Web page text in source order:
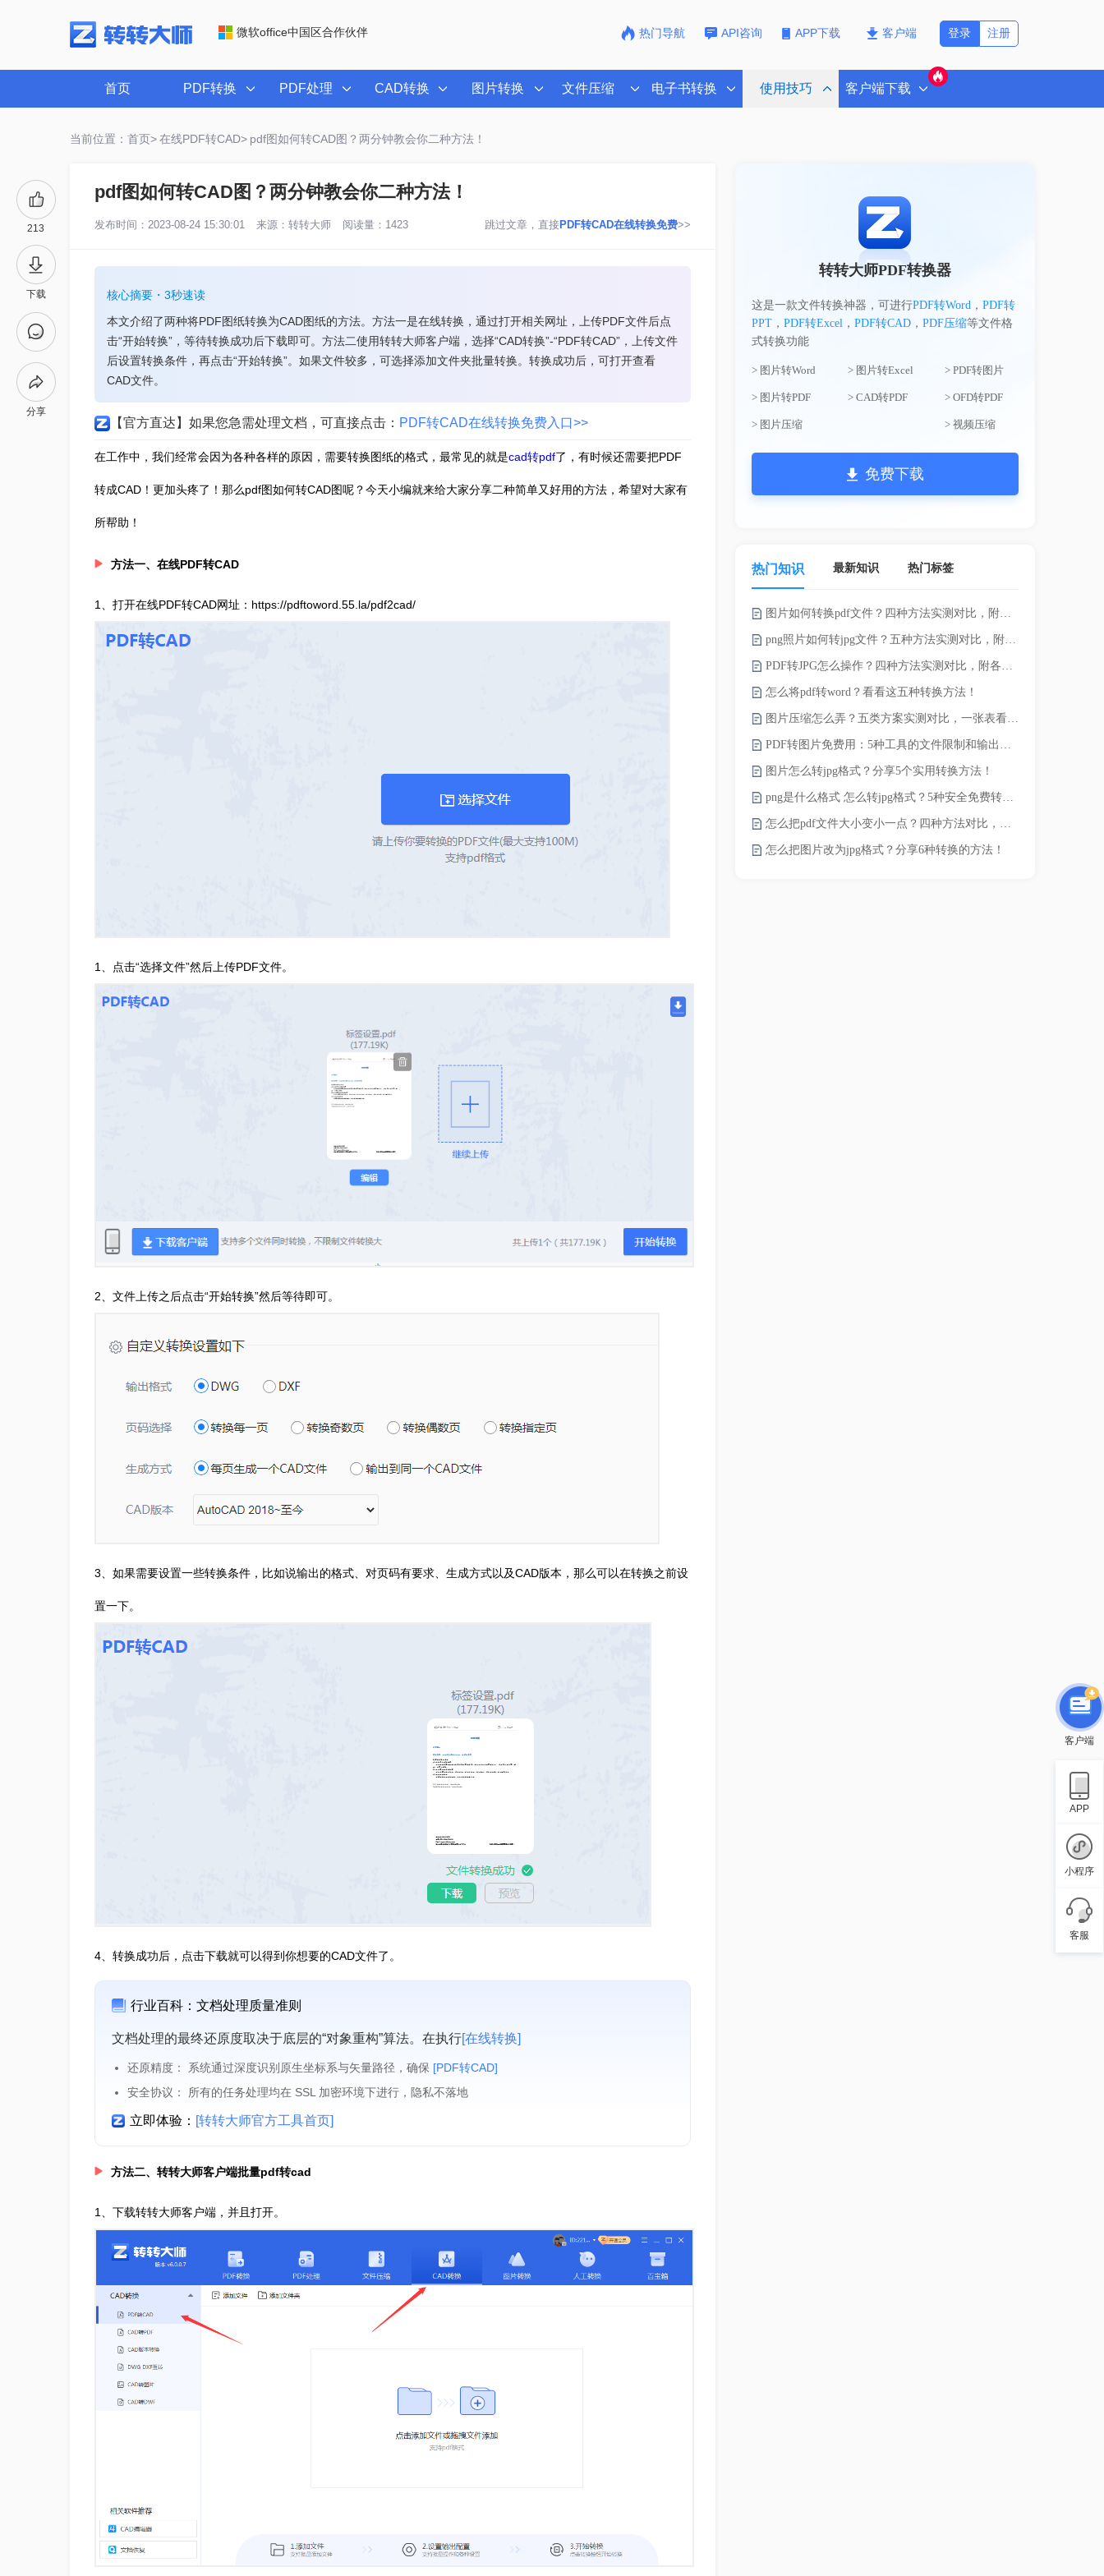
微软office中国区合作伙伴 热门导航 API咨询 APP下载 客户端 注册
登录
首页 PDF转换 PDF处理 CAD转换 图片转换 文件压缩 电子书转换 使用技巧 客户端下载
当前位置：首页> 在线PDF转CAD> pdf图如何转CAD图？两分钟教会你二种方法！
213
下载
分享
pdf图如何转CAD图？两分钟教会你二种方法！
发布时间：2023-08-24 15:30:01 来源： 转转大师 阅读量：1423 跳过文章，直接PDF转CAD在线转换免费>>
核心摘要・3秒速读
本文介绍了两种将PDF图纸转换为CAD图纸的方法。方法一是在线转换，通过打开相关网址，上传PDF文件后点
击“开始转换”，等待转换成功后下载即可。方法二使用转转大师客户端，选择“CAD转换”-“PDF转CAD”，上传文件
后设置转换条件，再点击“开始转换”。如果文件较多，可选择添加文件夹批量转换。转换成功后，可打开查看
CAD文件。
【官方直达】如果您急需处理文档，可直接点击： PDF转CAD在线转换免费入口>>
在工作中，我们经常会因为各种各样的原因，需要转换图纸的格式，最常见的就是cad转pdf了，有时候还需要把PDF
转成CAD！更加头疼了！那么pdf图如何转CAD图呢？今天小编就来给大家分享二种简单又好用的方法，希望对大家有
所帮助！
方法一、在线PDF转CAD
1、打开在线PDF转CAD网址：https://pdftoword.55.la/pdf2cad/
1、点击“选择文件”然后上传PDF文件。
2、文件上传之后点击“开始转换”然后等待即可。
3、如果需要设置一些转换条件，比如说输出的格式、对页码有要求、生成方式以及CAD版本，那么可以在转换之前设
置一下。
4、转换成功后，点击下载就可以得到你想要的CAD文件了。
行业百科：文档处理质量准则
文档处理的最终还原度取决于底层的“对象重构”算法。在执行[在线转换]
还原精度： 系统通过深度识别原生坐标系与矢量路径，确保 [PDF转CAD]
安全协议： 所有的任务处理均在 SSL 加密环境下进行，隐私不落地
立即体验： [转转大师官方工具首页]
方法二、转转大师客户端批量pdf转cad
1、下载转转大师客户端，并且打开。
转转大师PDF转换器
这是一款文件转换神器，可进行PDF转Word， PDF转
PPT， PDF转Excel， PDF转CAD， PDF压缩等文件格
式转换功能
> 图片转Word > 图片转Excel > PDF转图片
> 图片转PDF > CAD转PDF > OFD转PDF
> 图片压缩 > 视频压缩
免费下载
热门知识 最新知识 热门标签
图片如何转换pdf文件？四种方法实测对比，附各场景最优选！
png照片如何转jpg文件？五种方法实测对比，附各场景最优选!！
PDF转JPG怎么操作？四种方法实测对比，附各场景最优选！
怎么将pdf转word？看看这五种转换方法！
图片压缩怎么弄？五类方案实测对比，一张表看懂怎么选！
PDF转图片免费用：5种工具的文件限制和输出质量对比！
图片怎么转jpg格式？分享5个实用转换方法！
png是什么格式 怎么转jpg格式？5种安全免费转换方法全解析！
怎么把pdf文件大小变小一点？四种方法对比，一看就懂！
怎么把图片改为jpg格式？分享6种转换的方法！
客户端
APP
小程序
客服